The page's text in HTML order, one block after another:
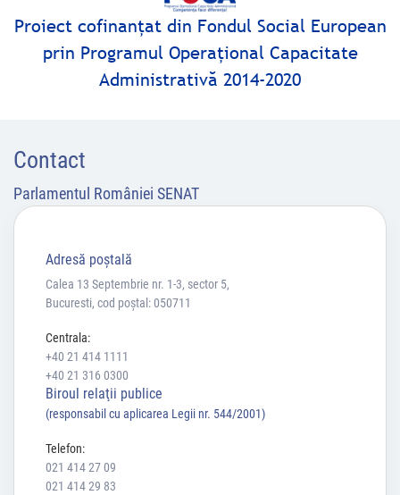
Proiect cofinanţat din Fondul Social European
prin Programul Operaţional Capacitate
Administrativă 2014-2020
Contact
Parlamentul României SENAT
Adresă poştală
Calea 13 Septembrie nr. 1-3, sector 5,
Bucuresti, cod poștal: 050711
Centrala:
+40 21 414 1111
+40 21 316 0300
Biroul relaţii publice
(responsabil cu aplicarea Legii nr. 544/2001)
Telefon:
021 414 27 09
021 414 29 83